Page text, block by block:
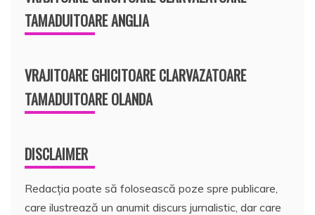
TAMADUITOARE ANGLIA
VRAJITOARE GHICITOARE CLARVAZATOARE
TAMADUITOARE OLANDA
DISCLAIMER
Redacția poate să folosească poze spre publicare,
care ilustrează un anumit discurs jurnalistic, dar care